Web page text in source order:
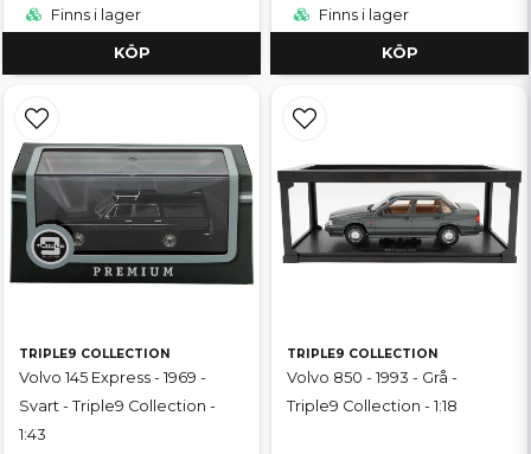
Finns i lager
KÖP
Finns i lager
KÖP
TRIPLE9 COLLECTION
Volvo 145 Express - 1969 -
Svart - Triple9 Collection -
1:43
TRIPLE9 COLLECTION
Volvo 850 - 1993 - Grå -
Triple9 Collection - 1:18